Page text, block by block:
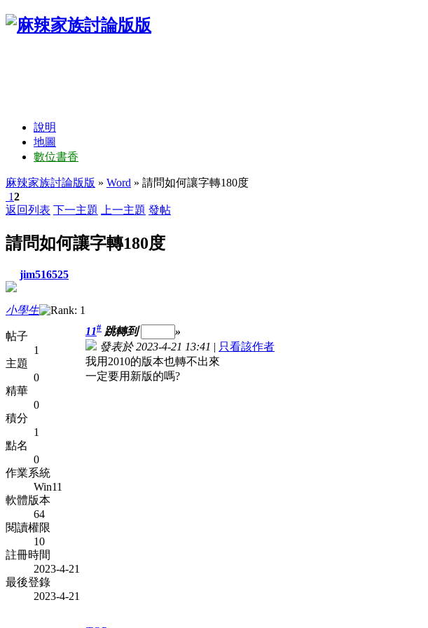
說明
地圖
數位書香
麻辣家族討論版版 » Word » 請問如何讓字轉180度
12
返回列表 下一主題 上一主題 發帖
請問如何讓字轉180度
jim516525
小學生
帖子
1
主題
0
精華
0
積分
1
點名
0
作業系統
Win11
軟體版本
64
閱讀權限
10
註冊時間
2023-4-21
最後登錄
2023-4-21
11# 跳轉到
»
發表於 2023-4-21 13:41 | 只看該作者
我用2010的版本也轉不出來
一定要用新版的嗎?